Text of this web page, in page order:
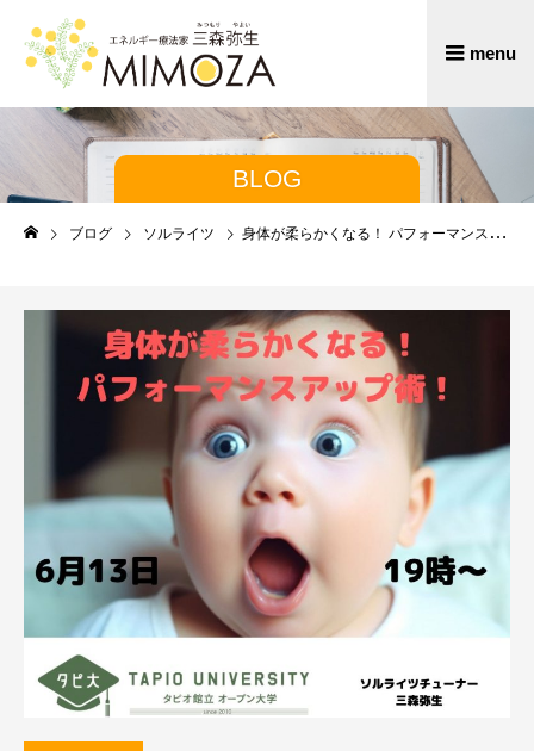
BLOG
ブログ ソルライツ 身体が柔らかくなる！ パフォーマンスがアップ術！